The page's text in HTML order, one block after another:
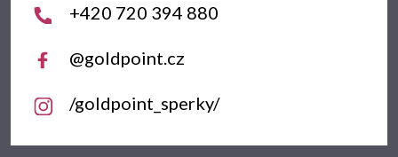
+420 720 394 880
@goldpoint.cz
/goldpoint_sperky/